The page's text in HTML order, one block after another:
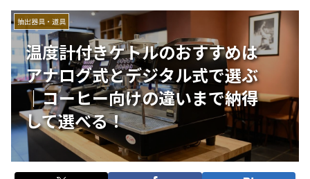
温度計付きケトルのおすすめは
アナログ式とデジタル式で選ぶ
｜コーヒー向けの違いまで納得
して選べる！
抽出器具・道具